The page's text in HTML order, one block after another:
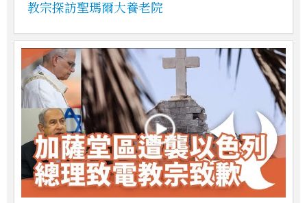
教宗探訪聖瑪爾大養老院